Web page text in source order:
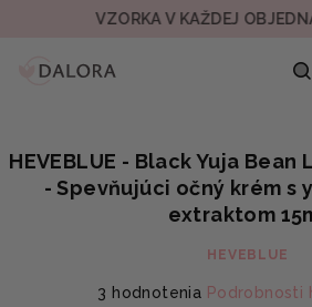
VZORKA V KAŽDEJ OBJEDNÁVKE
HEVEBLUE - Black Yuja
- Spevňujúci očný krém s
extraktom
HEVEBLUE
Priemerné
3 hodnotenia Podrobnosti